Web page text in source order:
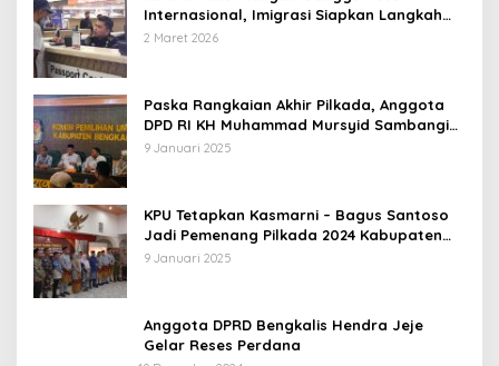
Internasional, Imigrasi Siapkan Langkah
Antisipatif
2 Maret 2026
Paska Rangkaian Akhir Pilkada, Anggota
DPD RI KH Muhammad Mursyid Sambangi
KPU Bengkalis
9 Januari 2025
KPU Tetapkan Kasmarni – Bagus Santoso
Jadi Pemenang Pilkada 2024 Kabupaten
Bengkalis
9 Januari 2025
Anggota DPRD Bengkalis Hendra Jeje
Gelar Reses Perdana